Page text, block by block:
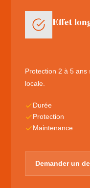
Effet
Protection 2 à 5 ans
locale.
Durée
Protection
Maintenance
Demander un